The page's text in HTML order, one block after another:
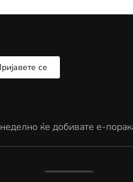
се
ќе добивате е-